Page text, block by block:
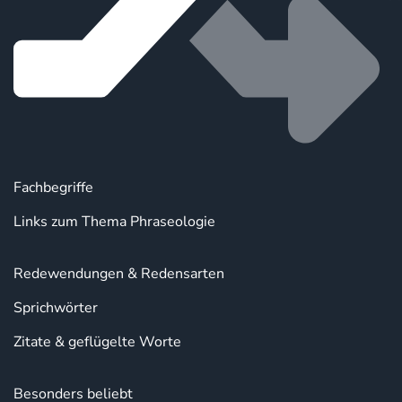
Fachbegriffe
Links zum Thema Phraseologie
Redewendungen & Redensarten
Sprichwörter
Zitate & geflügelte Worte
Besonders beliebt